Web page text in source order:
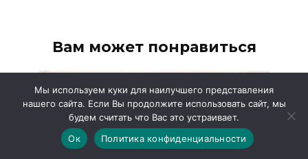
Вам может понравиться
Мы используем куки для наилучшего представления
нашего сайта. Если Вы продолжите использовать сайт, мы
будем считать что Вас это устраивает.
Ок
Политика конфиденциальности